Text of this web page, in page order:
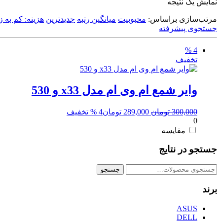
مرتب‌سازی براساس: محبوبیت میانگین رتبه جدیدترین هزینه: کم به
جستجوی پیشرفته
4 %
تخفیف
وایر شمع ام وی ام مدل x33 و 530
300,000 تومان قیمت
289,000 تومان4 % تخفیف
0
مقایسه
جستجو در نتایج
جستجو
جستجو
برند
ASUS
DELL